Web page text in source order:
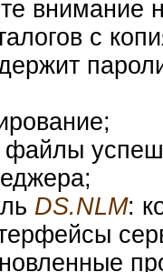
внимание
с
файлы
DS.NLM: